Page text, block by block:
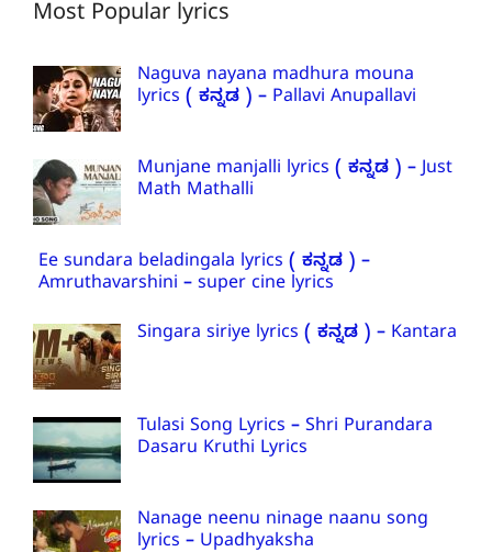
Most Popular lyrics
Naguva nayana madhura mouna
lyrics ( ಕನ್ನಡ ) – Pallavi Anupallavi
Munjane manjalli lyrics ( ಕನ್ನಡ ) – Just
Math Mathalli
Ee sundara beladingala lyrics ( ಕನ್ನಡ ) –
Amruthavarshini – super cine lyrics
Singara siriye lyrics ( ಕನ್ನಡ ) – Kantara
Tulasi Song Lyrics – Shri Purandara
Dasaru Kruthi Lyrics
Nanage neenu ninage naanu song
lyrics – Upadhyaksha